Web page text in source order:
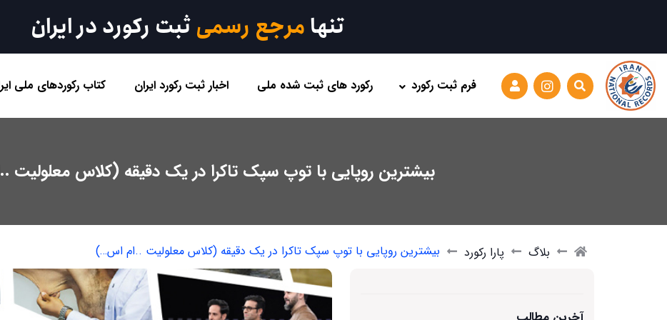
تنهامرجع رسمیثبت رکورد در ایران
فرم ثبت رکورد رکورد های ثبت شده ملی اخبار ثبت رکورد ایران کتاب رکوردهای ملی
بیشترین روپایی با توپ سپک تاکرا در یک دقیقه (کلاس
بلاگ پارا رکورد بیشترین روپایی با توپ سپک تاکرا در یک دقیقه (کلاس معلولیت ..ام اس…)